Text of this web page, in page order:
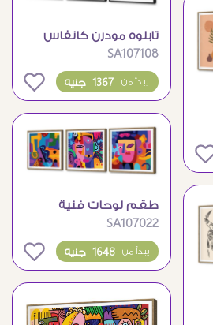
0
تابلوه مودرن كانفاس
ثلاثي بأسلوب فني
تجريدي
SA107108
1367 جنيه يبدأ من 0
طقم لوحات فنية
مودرن بتصميم تجريدي
وجوه
SA107022
1648 جنيه يبدأ من